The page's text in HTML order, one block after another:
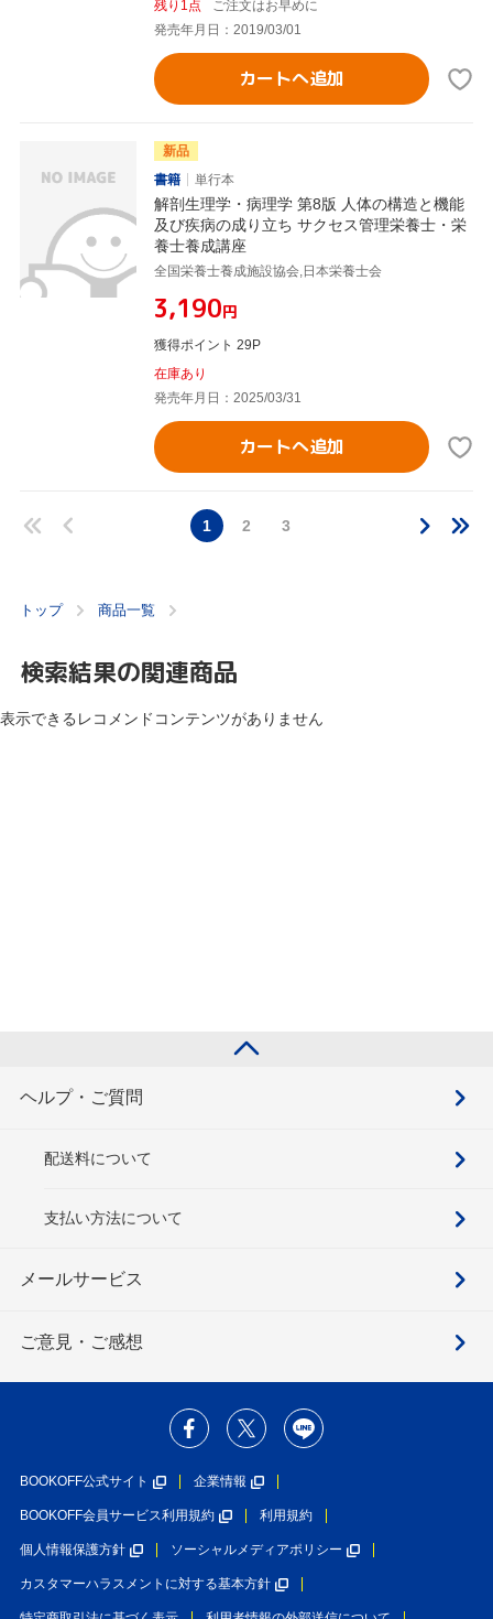
残り1点
ご注文はお早めに
発売年月日：2019/03/01
カートへ追加
新品
書籍
単行本
解剖生理学・病理学 第8版 人体の構造と機能
及び疾病の成り立ち サクセス管理栄養士・栄
養士養成講座
全国栄養士養成施設協会,日本栄養士会
¥3,190円
獲得ポイント 29P
在庫あり
発売年月日：2025/03/31
カートへ追加
1 2 3
トップ 商品一覧
検索結果の関連商品
表示できるレコメンドコンテンツがありません
ヘルプ・ご質問
配送料について
支払い方法について
メールサービス
ご意見・ご感想
BOOKOFF公式サイト 企業情報
BOOKOFF会員サービス利用規約 利用規約
個人情報保護方針 ソーシャルメディアポリシー
カスタマーハラスメントに対する基本方針